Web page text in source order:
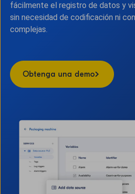
fácilmente el registro de datos y
sin necesidad de codificación ni
complejas.
Obtenga una demo